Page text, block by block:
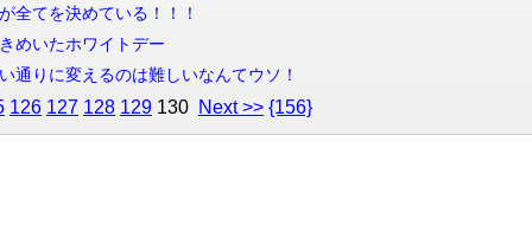
全てを決めている！！！
めいたホワイトデー
りに変えるのは難しいなんてウソ！
126 127 128 129 130 Next >> {156}